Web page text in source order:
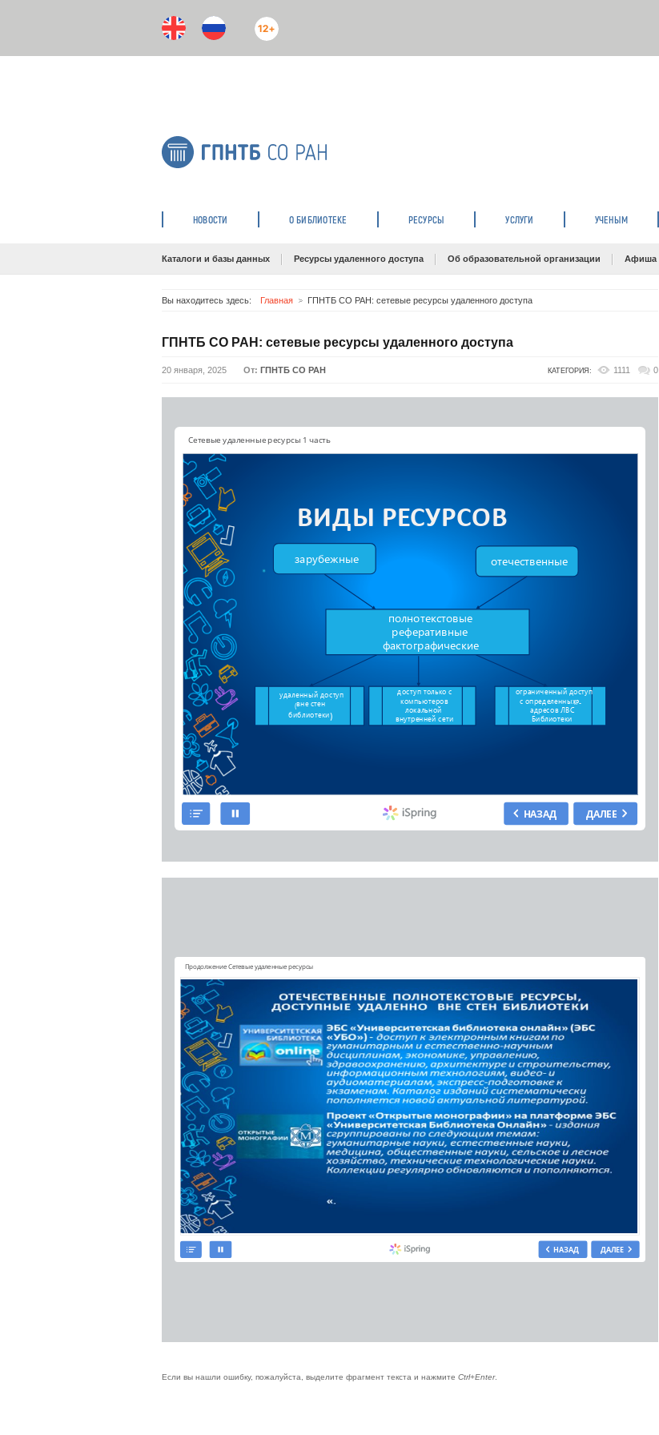
12+
НОВОСТИ О БИБЛИОТЕКЕ РЕСУРСЫ УСЛУГИ УЧЕНЫМ
Каталоги и базы данных Ресурсы удаленного доступа Об образовательной организации Афиша
Вы находитесь здесь: Главная ГПНТБ СО РАН: сетевые ресурсы удаленного доступа
ГПНТБ СО РАН: сетевые ресурсы удаленного доступа
20 января, 2025 От: ГПНТБ СО РАН КАТЕГОРИЯ: 1111 0
Если вы нашли ошибку, пожалуйста, выделите фрагмент текста и нажмите Ctrl+Enter.